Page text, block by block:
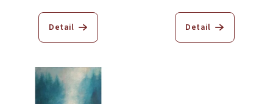
Detail Detail